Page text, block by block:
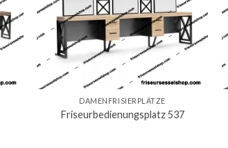
DAMENFRISIERPLÄTZE
Friseurbedienungsplatz 537